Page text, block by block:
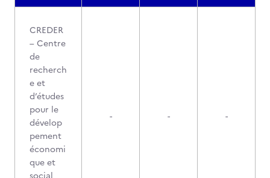
CREDER
– Centre
de
recherch
e et
d’études
pour le
dévelop
pement
économi
que et
- - -